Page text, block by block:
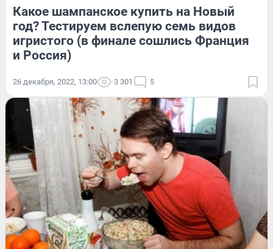
Какое шампанское купить на Новый
год? Тестируем вслепую семь видов
игристого (в финале сошлись Франция
и Россия)
26 декабря, 2022, 13:00 3 301 5